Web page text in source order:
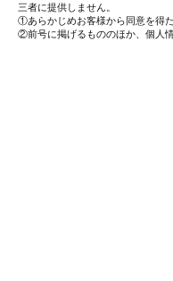
三者に提供しません。
①あらかじめお客様から同意を得
②前号に掲げるもののほか、個人